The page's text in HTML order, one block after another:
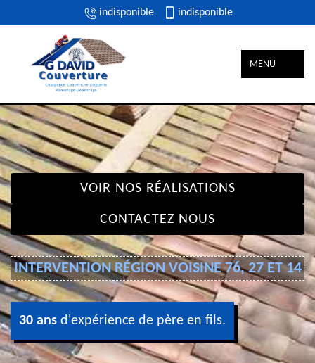
indisponible indisponible
MENU
VOIR NOS RÉALISATIONS
CONTACTEZ NOUS
INTERVENTION RÉGION VOISINE 76, 27 ET 14
30 ans d'expérience de père en fils.